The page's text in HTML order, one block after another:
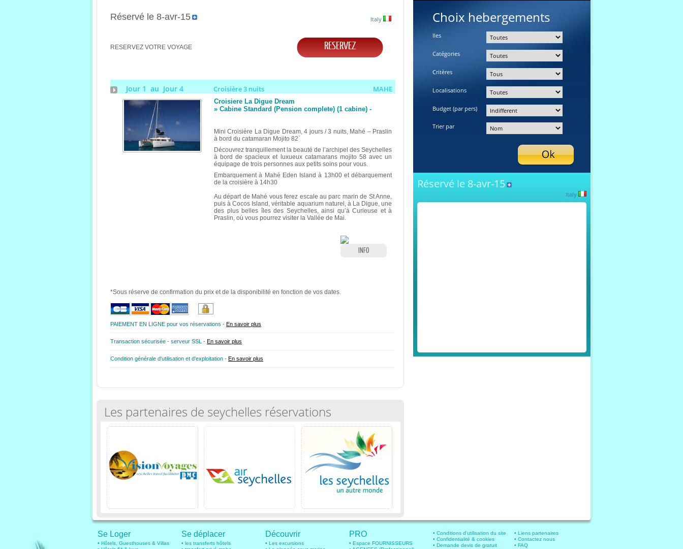
Réservé le 8-avr-15 Italy
RESERVEZ VOTRE VOYAGE RESERVEZ
Jour 1 au Jour 4 Croisière 3 nuits MAHE
Croisiere La Digue Dream
» Cabine Standard (Pension complete) (1 cabine) -
Mini Croisière La Digue Dream, 4 jours / 3 nuits, Mahé – Praslin
à bord du catamaran Mojito 82`
Découvrez tranquillement la beauté de l’archipel des Seychelles
à bord de spacieux et luxueux catamarans mojito 58 avec un
équipage de trois personnes aux petits soins pour vous.
Embarquement à Mahé Eden Island à 13h00 et débarquement
de la croisière à 14h30
Au départ de Mahé vous ferez escale au parc marin de St Anne,
puis à Cocos Island, véritable aquarium naturel, à La Digue, une
des plus belles îles des Seychelles, ainsi qu’à Curieuse et à
Praslin, où vous pourrez visiter la Vallée de Mai.
INFO
*Sous réserve de confirmation du prix et de la disponibilité en fonction de vos dates.
PAIEMENT EN LIGNE pour vos réservations - En savoir plus
Transaction sécurisée - serveur SSL - En savoir plus
Condition générale d'utilisation et d'exploitation - En savoir plus
Les partenaires de seychelles réservations
Choix hebergements
Iles
Catégories
Critères
Localisations
Budget (par pers)
Trier par
Réservé le 8-avr-15
Italy
Se Loger
• Hôtels, Guesthouses & Villas
Se déplacer
• les transferts hôtels
Découvrir
• Les excursions
PRO
• Espace FOURNISSEURS
• Conditions d'utilisation du site
• Confidentialité & cookies
• Demande devis de gratuit
• Liens partenaires
• Contactez nous
• FAQ